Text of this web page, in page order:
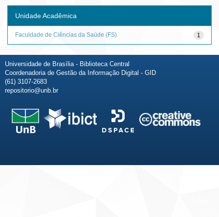
Unidade Acadêmica
1
Faculdade de Ciências da Saúde (FS)
Universidade de Brasília - Biblioteca Central
Coordenadoria de Gestão da Informação Digital - GID
(61) 3107-2683
repositorio@unb.br